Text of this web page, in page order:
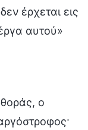
έρχεται εις
αυτού»
ο